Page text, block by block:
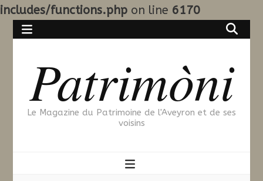
includes/functions.php on line 6170
Patrimòni
Le Magazine du Patrimoine de l'Aveyron et de ses
voisins